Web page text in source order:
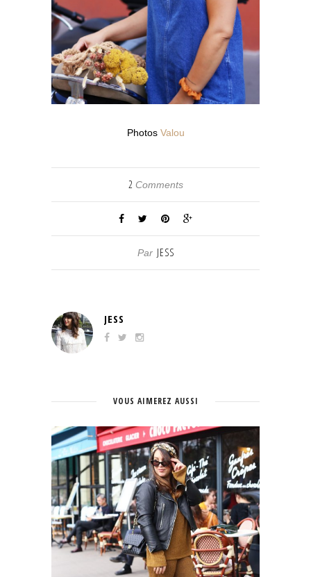
PhotosValou
2 Comments
Par JESS
JESS
VOUS AIMEREZ AUSSI